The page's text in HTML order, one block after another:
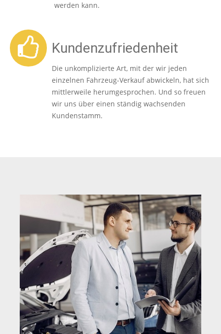
werden kann.
Kundenzufriedenheit
Die unkomplizierte Art, mit der wir jeden
einzelnen Fahrzeug-Verkauf abwickeln, hat sich
mittlerweile herumgesprochen. Und so freuen
wir uns über einen ständig wachsenden
Kundenstamm.